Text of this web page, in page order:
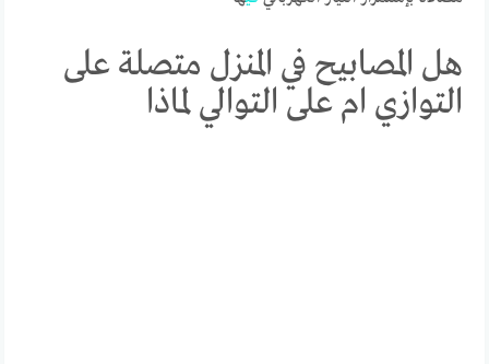
هل المصابيح في المنزل متصلة على
التوازي ام على التوالي لماذا